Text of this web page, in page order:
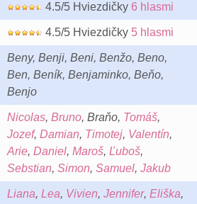
4.5/5 Hviezdičky 6 hlasmi
4.5/5 Hviezdičky 5 hlasmi
Beny, Benji, Beni, Benžo, Beno,
Ben, Beník, Benjaminko, Beňo,
Benjo
Nicolas, Bruno, Braňo, Tomáš,
Jozef, Damian, Timotej, Valentín,
Arie, Daniel, Maroš, Ľuboš,
Sebstian, Simon, Samuel, Jakub
Liana, Lea, Vivien, Jennifer, Eliška,